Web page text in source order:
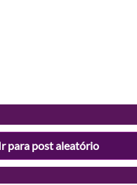
para post aleatório